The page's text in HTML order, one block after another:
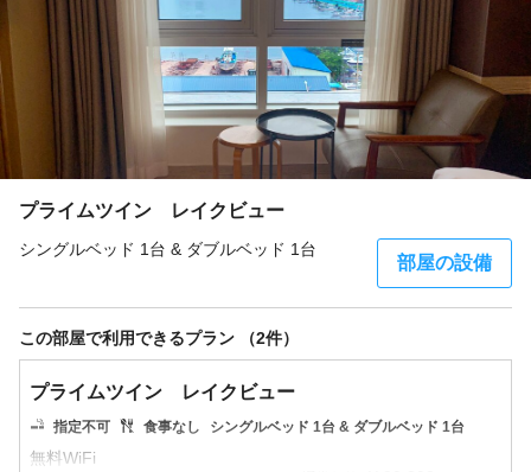
プライムツイン レイクビュー
シングルベッド 1台 & ダブルベッド 1台
部屋の設備
この部屋で利用できるプラン （2件）
プライムツイン レイクビュー
指定不可 食事なし シングルベッド 1台 & ダブルベッド 1台